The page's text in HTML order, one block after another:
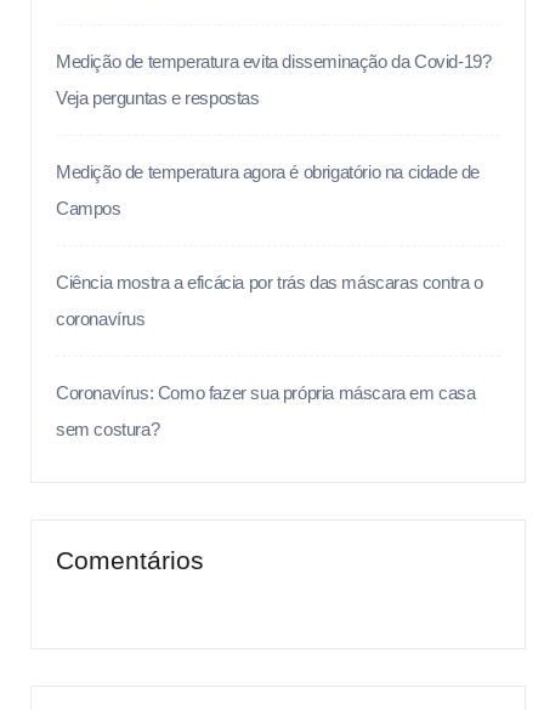
Medição de temperatura evita disseminação da Covid-19?
Veja perguntas e respostas
Medição de temperatura agora é obrigatório na cidade de
Campos
Ciência mostra a eficácia por trás das máscaras contra o
coronavírus
Coronavírus: Como fazer sua própria máscara em casa
sem costura?
Comentários